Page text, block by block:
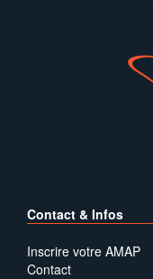
Contact & Infos
Inscrire votre AMAP
Contact